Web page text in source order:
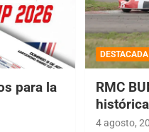
para la
DESTACADA
RMC
4 agosto,